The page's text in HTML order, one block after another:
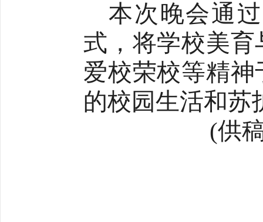
本次晚会通
式，将学校美
爱校荣校等精
的校园生活和苏
(供